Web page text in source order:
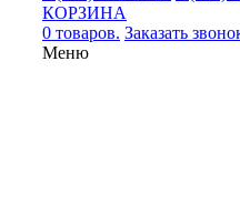
КОРЗИНА
0 товаров. Заказать
Меню